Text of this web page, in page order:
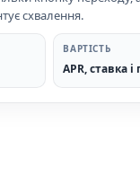
схвалення.
ВАРТІСТЬ
APR, ставка